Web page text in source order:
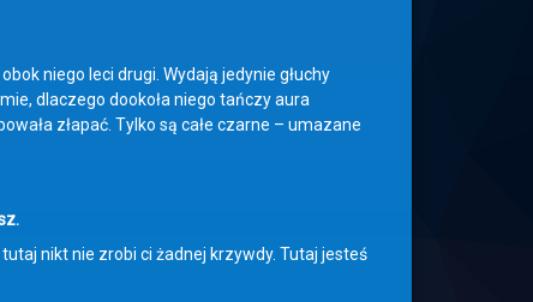
niego leci drugi. Wydają jedynie głuchy
dlaczego dookoła niego tańczy aura
złapać. Tylko są całe czarne – umazane
nikt nie zrobi ci żadnej krzywdy. Tutaj jesteś